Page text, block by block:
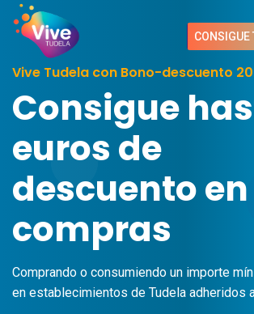
CONSIGUE
Vive Tudela con Bono-descuento
Consigue
euros de
descuento
compras
Comprando o consumiendo un importe
en establecimientos de Tudela adheridos